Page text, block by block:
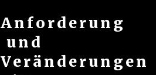
Anforderung
und
Veränderungen